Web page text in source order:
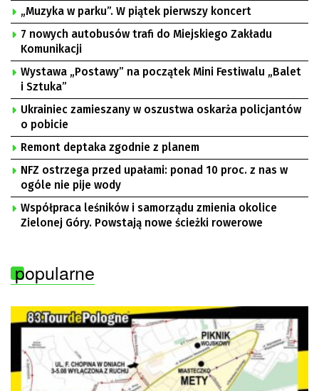
„Muzyka w parku”. W piątek pierwszy koncert
7 nowych autobusów trafi do Miejskiego Zakładu
Komunikacji
Wystawa „Postawy” na początek Mini Festiwalu „Balet
i Sztuka”
Ukrainiec zamieszany w oszustwa oskarża policjantów
o pobicie
Remont deptaka zgodnie z planem
NFZ ostrzega przed upałami: ponad 10 proc. z nas w
ogóle nie pije wody
Współpraca leśników i samorządu zmienia okolice
Zielonej Góry. Powstają nowe ścieżki rowerowe
popularne